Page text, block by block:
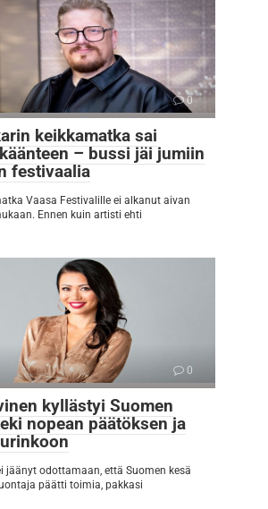
0
keikkamatka sai
– bussi jäi jumiin
festivaalia
Vaasa Festivalille ei alkanut aivan
Ennen kuin artisti ehti
0
kyllästyi Suomen
nopean päätöksen ja
jäänyt odottamaan, että Suomen kesä
päätti toimia, pakkasi